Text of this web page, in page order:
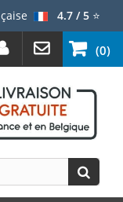
4.7 / 5⭐
(0)